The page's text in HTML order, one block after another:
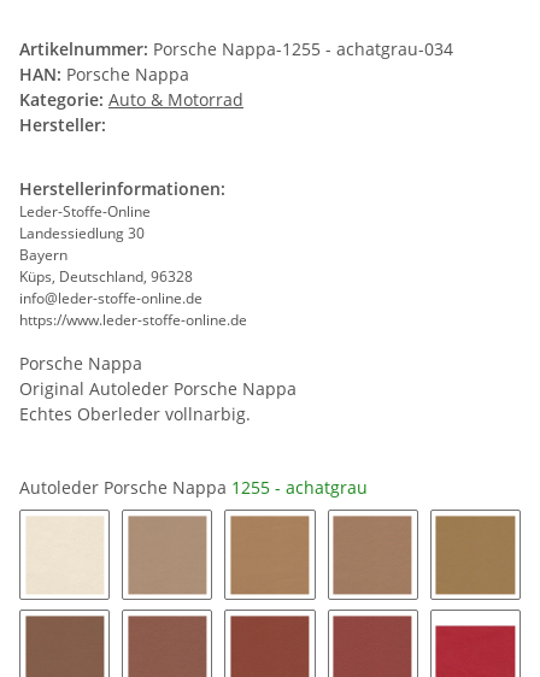
Artikelnummer: Porsche Nappa-1255 - achatgrau-034
HAN: Porsche Nappa
Kategorie: Auto & Motorrad
Hersteller:
Herstellerinformationen:
Leder-Stoffe-Online
Landessiedlung 30
Bayern
Küps, Deutschland, 96328
info@leder-stoffe-online.de
https://www.leder-stoffe-online.de
Porsche Nappa
Original Autoleder Porsche Nappa
Echtes Oberleder vollnarbig.
Autoleder Porsche Nappa 1255 - achatgrau
1246 - crema1248 - luxorbeige1241 - kaschmirbeige1233 - sandbeige
1227 -